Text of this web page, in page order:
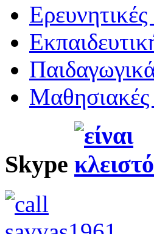
Μαθησιακές
Skype